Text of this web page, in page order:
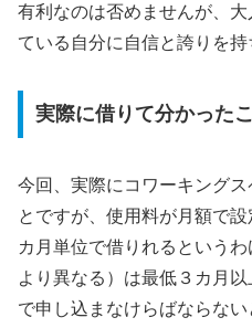
有利なのは否めませんが、
ている自分に自信と誇りを持
実際に借りて分かった
今回、実際にコワーキング
とですが、使用料が月額で
カ月単位で借りれるという
より異なる）は最低３カ月
で申し込まなけらばならない